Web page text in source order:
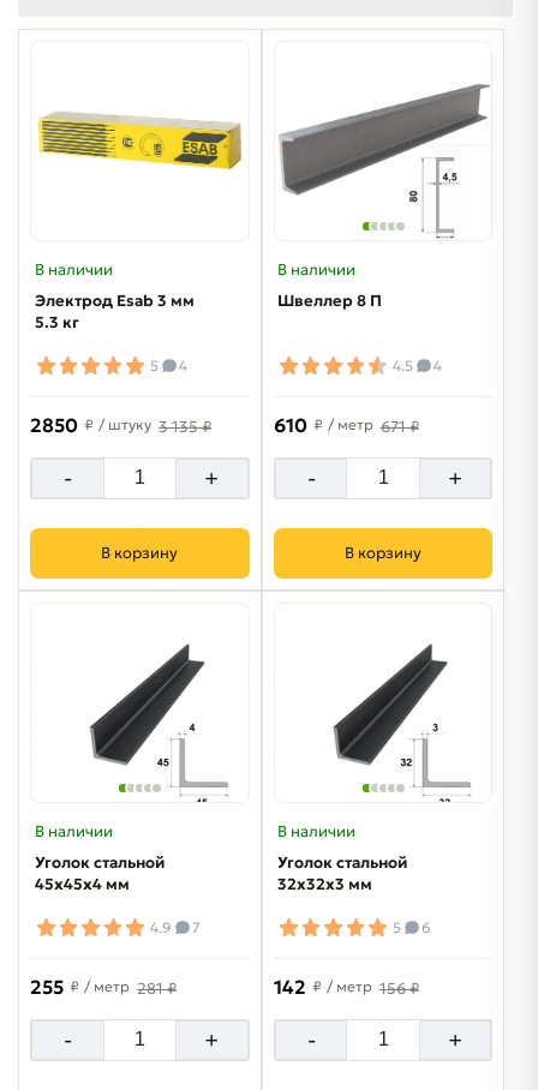
В наличии
Электрод Esab 3 мм
5.3 кг
5 4
2850 ₽ / штуку 3 135 ₽
- +
В корзину
В наличии
Швеллер 8 П
4.5 4
610 ₽ / метр 671 ₽
- +
В корзину
В наличии
Уголок стальной
45х45х4 мм
4.9 7
255 ₽ / метр 281 ₽
- +
В наличии
Уголок стальной
32х32х3 мм
5 6
142 ₽ / метр 156 ₽
- +